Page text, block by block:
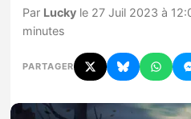
Jeux
Hardware
Par Lucky le 27 Juil 2023 à
minutes
PARTAGER